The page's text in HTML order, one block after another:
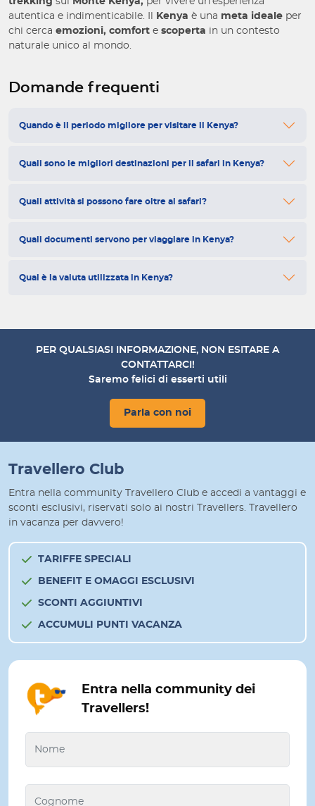
autentica e indimenticabile. Il
Kenya è una meta ideale per
chi cerca emozioni, comfort e scoperta in un contesto
naturale unico al mondo.
Domande frequenti
Quando è il periodo migliore per visitare il Kenya?
Quali sono le migliori destinazioni per il safari in Kenya?
Quali attività si possono fare oltre al safari?
Quali documenti servono per viaggiare in Kenya?
Qual è la valuta utilizzata in Kenya?
PER QUALSIASI INFORMAZIONE, NON ESITARE A
CONTATTARCI!
Saremo felici di esserti utili
Parla con noi
Travellero Club
Entra nella community Travellero Club e accedi a vantaggi e
sconti esclusivi, riservati solo ai nostri Travellers. Travellero
in vacanza per davvero!
TARIFFE SPECIALI
BENEFIT E OMAGGI ESCLUSIVI
SCONTI AGGIUNTIVI
ACCUMULI PUNTI VACANZA
Entra nella community dei
Travellers!